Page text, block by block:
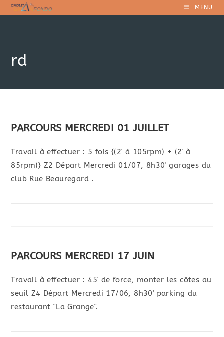
Skip
to
MENU
rd
PARCOURS MERCREDI 01 JUILLET
Travail à effectuer : 5 fois {(2' à 105rpm) + (2' à
85rpm)} Z2 Départ Mercredi 01/07, 8h30' garages du
club Rue Beauregard .
PARCOURS MERCREDI 17 JUIN
Travail à effectuer : 45' de force, monter les côtes au
seuil Z4 Départ Mercredi 17/06, 8h30' parking du
restaurant "La Grange".